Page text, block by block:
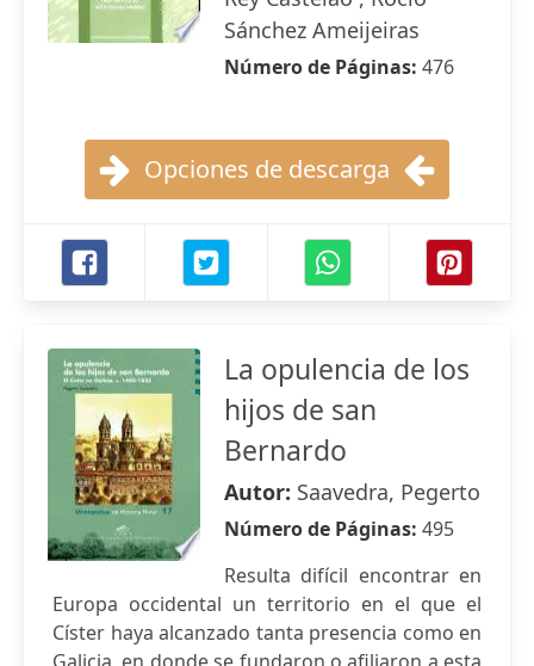
Sánchez Ameijeiras
Número de Páginas: 476
Opciones de descarga
La opulencia de los
hijos de san
Bernardo
Autor: Saavedra, Pegerto
Número de Páginas: 495
Resulta difícil encontrar en
Europa occidental un territorio en el que el
Císter haya alcanzado tanta presencia como en